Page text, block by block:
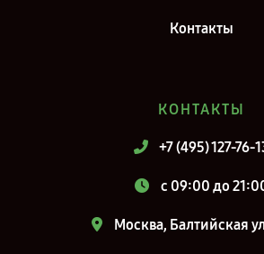
Контакты
КОНТАКТЫ
+7 (495) 127-76-
c 09:00 до
Москва, Балтийская